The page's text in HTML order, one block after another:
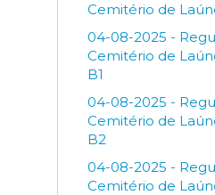
Cemitério de
04-08-2025 -
Cemitério de
B1
04-08-2025 -
Cemitério de
B2
04-08-2025 -
Cemitério de